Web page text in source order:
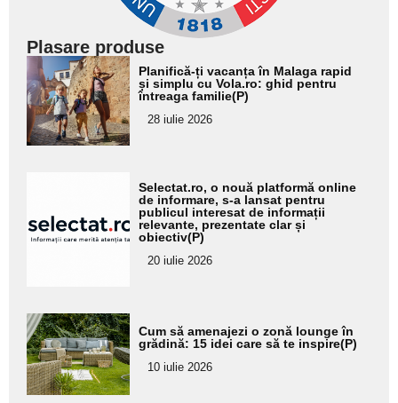
Plasare produse
Adaugă
aici textul
pentru
subtitlu
Planifică-ți vacanța în Malaga rapid
și simplu cu Vola.ro: ghid pentru
întreaga familie(P)
28 iulie 2026
pentru
subtitlu
Selectat.ro, o nouă platformă online
de informare, s-a lansat pentru
publicul interesat de informații
relevante, prezentate clar și
obiectiv(P)
20 iulie 2026
Adaugă
aici textul
pentru
subtitlu
Cum să amenajezi o zonă lounge în
grădină: 15 idei care să te inspire(P)
10 iulie 2026